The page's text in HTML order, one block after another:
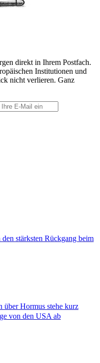
direkt in Ihrem Postfach.
Institutionen und
nicht verlieren. Ganz
stärksten Rückgang beim
über Hormus stehe kurz
von den USA ab